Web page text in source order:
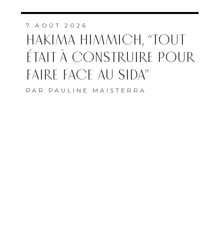
7 AOÛT 2026
HAKIMA HIMMICH, “TOUT
ÉTAIT À CONSTRUIRE POUR
FAIRE FACE AU SIDA”
PAR PAULINE MAISTERRA